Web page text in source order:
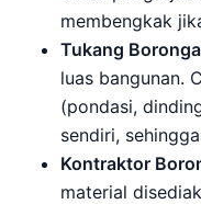
membengkak
Tukang
luas bangunan.
(pondasi,
sendiri,
Kontraktor
material